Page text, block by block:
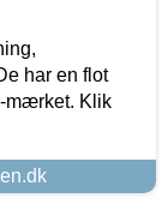
har en flot
mærket. Klik